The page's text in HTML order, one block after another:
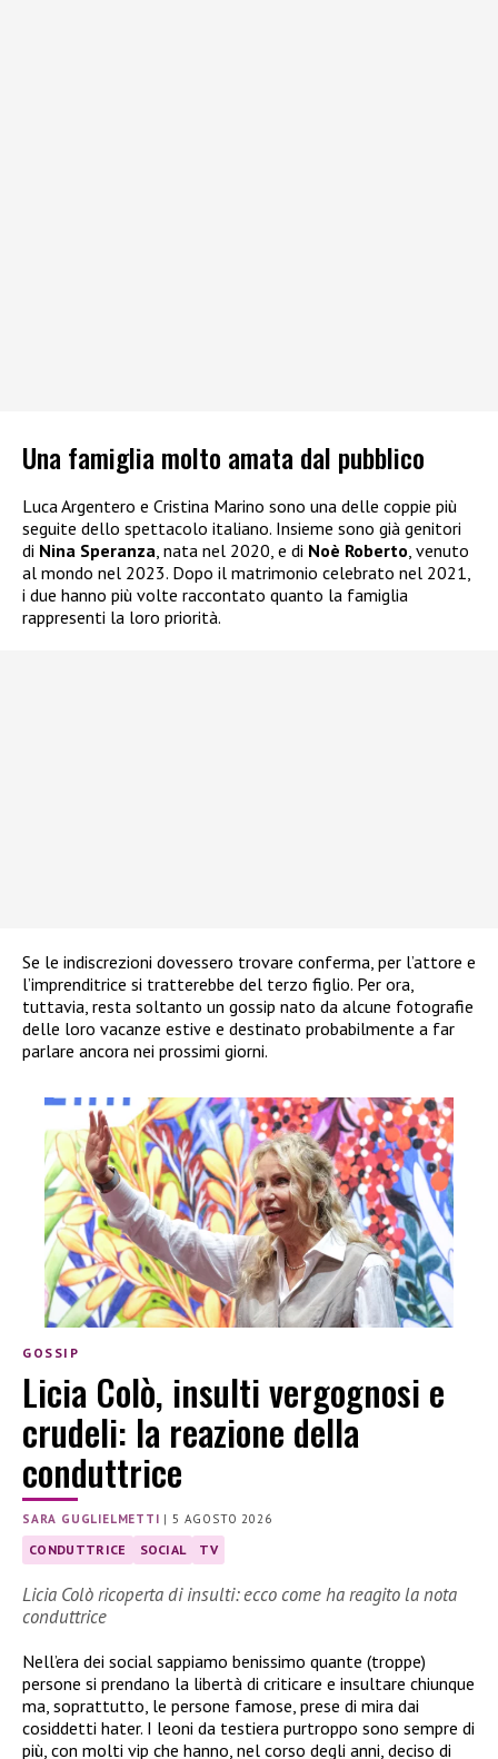
Una famiglia molto amata dal pubblico
Luca Argentero e Cristina Marino sono una delle coppie più
seguite dello spettacolo italiano. Insieme sono già genitori
di Nina Speranza , nata nel 2020, e di Noè Roberto , venuto
al mondo nel 2023. Dopo il matrimonio celebrato nel 2021,
i due hanno più volte raccontato quanto la famiglia
rappresenti la loro priorità.
Se le indiscrezioni dovessero trovare conferma, per l’attore e
l’imprenditrice si tratterebbe del terzo figlio. Per ora,
tuttavia, resta soltanto un gossip nato da alcune fotografie
delle loro vacanze estive e destinato probabilmente a far
parlare ancora nei prossimi giorni.
GOSSIP
Licia Colò, insulti vergognosi e
crudeli: la reazione della
conduttrice
SARA GUGLIELMETTI |5 AGOSTO 2026
CONDUTTRICE SOCIAL TV
Licia Colò ricoperta di insulti: ecco come ha reagito la nota
conduttrice
Nell’era dei social sappiamo benissimo quante (troppe)
persone si prendano la libertà di criticare e insultare chiunque
ma, soprattutto, le persone famose, prese di mira dai
cosiddetti hater. I leoni da testiera purtroppo sono sempre di
più, con molti vip che hanno, nel corso degli anni, deciso di